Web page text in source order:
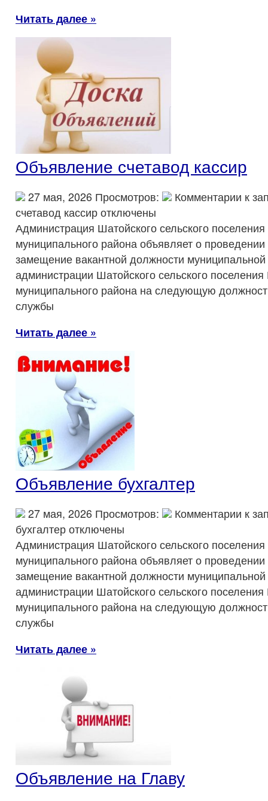
Читать далее »
Объявление счетавод кассир
27 мая, 2026 Просмотров: Комментарии к
счетавод кассир отключены
Администрация Шатойского сельского
муниципального района объявляет о проведении
замещение вакантной должности
администрации Шатойского сельского
муниципального района на следующую
службы
Читать далее »
Объявление бухгалтер
27 мая, 2026 Просмотров: Комментарии к
бухгалтер отключены
Администрация Шатойского сельского
муниципального района объявляет о проведении
замещение вакантной должности
администрации Шатойского сельского
муниципального района на следующую
службы
Читать далее »
Объявление на Главу